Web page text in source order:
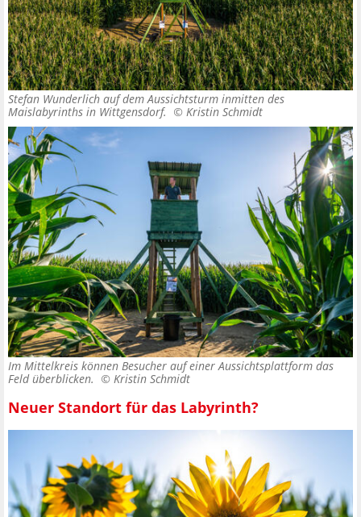
Stefan Wunderlich auf dem Aussichtsturm inmitten des
Maislabyrinths in Wittgensdorf. © Kristin Schmidt
Im Mittelkreis können Besucher auf einer Aussichtsplattform das
Feld überblicken. © Kristin Schmidt
Neuer Standort für das Labyrinth?